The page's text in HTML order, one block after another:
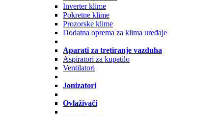
Inverter klime
Pokretne klime
Prozorske klime
Dodatna oprema za klima uređaje
Aparati za tretiranje vazduha
Aspiratori za kupatilo
Ventilatori
Jonizatori
Ovlaživači